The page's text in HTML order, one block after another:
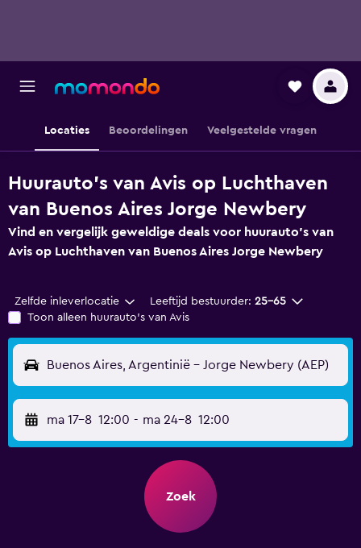
Locaties Beoordelingen Veelgestelde vragen
Huurauto's van Avis op Luchthaven
van Buenos Aires Jorge Newbery
Vind en vergelijk geweldige deals voor huurauto's van
Avis op Luchthaven van Buenos Aires Jorge Newbery
Zelfde inleverlocatie Leeftijd bestuurder: 25-65
Toon alleen huurauto's van Avis
Buenos Aires, Argentinië - Jorge Newbery (AEP)
ma 17-8 12:00 - ma 24-8 12:00
Zoek